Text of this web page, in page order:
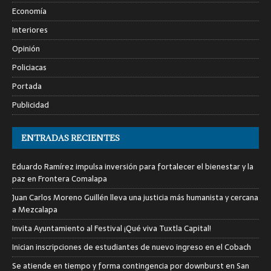
Economía
Interiores
Opinión
Policiacas
Portada
Publicidad
ENTRADAS RECIENTES
Eduardo Ramírez impulsa inversión para fortalecer el bienestar y la
paz en Frontera Comalapa
Juan Carlos Moreno Guillén lleva una justicia más humanista y cercana
a Mezcalapa
Invita Ayuntamiento al Festival ¡Qué viva Tuxtla Capital!
Inician inscripciones de estudiantes de nuevo ingreso en el Cobach
Se atiende en tiempo y forma contingencia por downburst en San